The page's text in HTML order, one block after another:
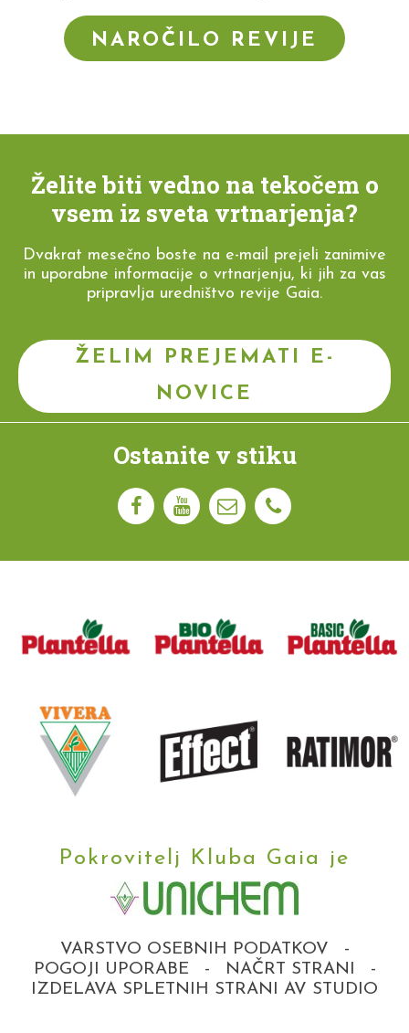
NAROČILO REVIJE
Želite biti vedno na tekočem o
vsem iz sveta vrtnarjenja?
Dvakrat mesečno boste na e-mail prejeli zanimive
in uporabne informacije o vrtnarjenju, ki jih za vas
pripravlja uredništvo revije Gaia.
ŽELIM PREJEMATI E-
NOVICE
Ostanite v stiku
Pokrovitelj Kluba Gaia je
VARSTVO OSEBNIH PODATKOV
-
POGOJI UPORABE
- NAČRT STRANI
-
IZDELAVA SPLETNIH STRANI AV STUDIO